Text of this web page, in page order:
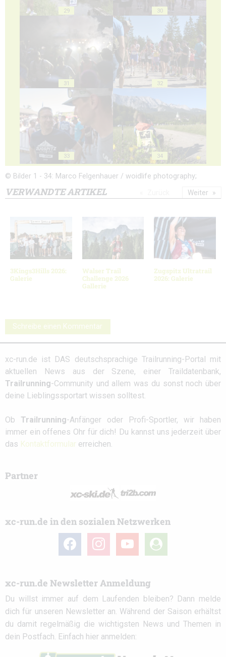
29 30
31 32
33 34
© Bilder 1 - 34: Marco Felgenhauer / woidlife photography;
VERWANDTE ARTIKEL
3Kings3Hills 2026:
Galerie
Walser Trail
Challenge 2026
Gallerie
Zugspitz Ultratrail
2026: Galerie
Weiter
Schreibe einen Kommentar
xc-run.de ist DAS deutschsprachige Trailrunning-Portal mit
aktuellen News aus der Szene, einer Traildatenbank,
Trailrunning-Community und allem was du sonst noch über
deine Lieblingssportart wissen solltest.
Ob Trailrunning-Anfänger oder Profi-Sportler, wir haben
immer ein offenes Ohr für dich! Du kannst uns jederzeit über
das Kontaktformular erreichen.
Partner
xc-run.de in den sozialen Netzwerken
facebook instagramyoutube
user-
circle
xc-run.de Newsletter Anmeldung
Du willst immer auf dem Laufenden bleiben? Dann melde
dich für unseren Newsletter an. Während der Saison erhältst
du damit regelmäßig die wichtigsten News und Themen in
dein Postfach. Einfach hier anmelden: